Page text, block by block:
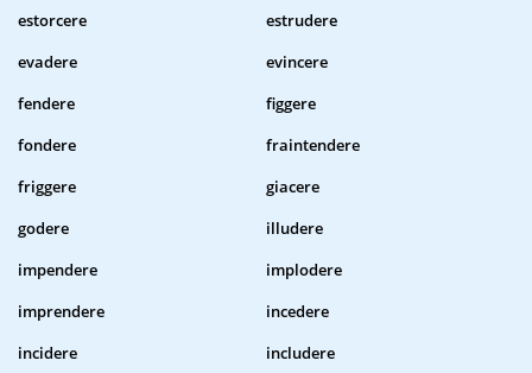
estorcere
estrudere
evadere
evincere
fendere
figgere
fondere
fraintendere
friggere
giacere
godere
illudere
impendere
implodere
imprendere
incedere
incidere
includere